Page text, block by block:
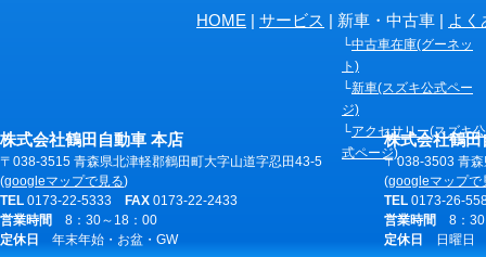
通
情
報
HOME サービス 新車・中古車
中古車在庫(グーネッ
ト)
新車(スズキ公式ペー
ジ)
アクセサリー(スズキ公
式ページ)
よく
株式会社鶴田自動車 本店
〒038-3515 青森県北津軽郡鶴田町大字山道字忍田43-5
(googleマップで見る)
TEL 0173-22-5333 FAX 0173-22-2433
営業時間 8：30～18：00
定休日
年末年始・お盆・GW
株式会社鶴
〒038-3503 青
(googleマップで
TEL 0173-26-
営業時間 8：30
定休日
日曜日